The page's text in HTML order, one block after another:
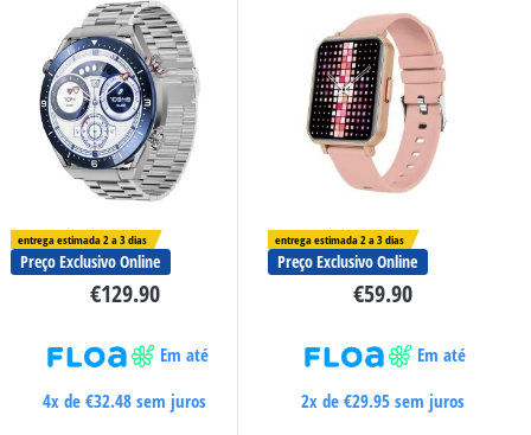
entrega estimada 2 a 3 dias
Preço Exclusivo Online
€129.90
Em até
4x de€32.48 sem juros
entrega estimada 2 a 3 dias
Preço Exclusivo Online
€59.90
Em até
2x de €29.95sem juros